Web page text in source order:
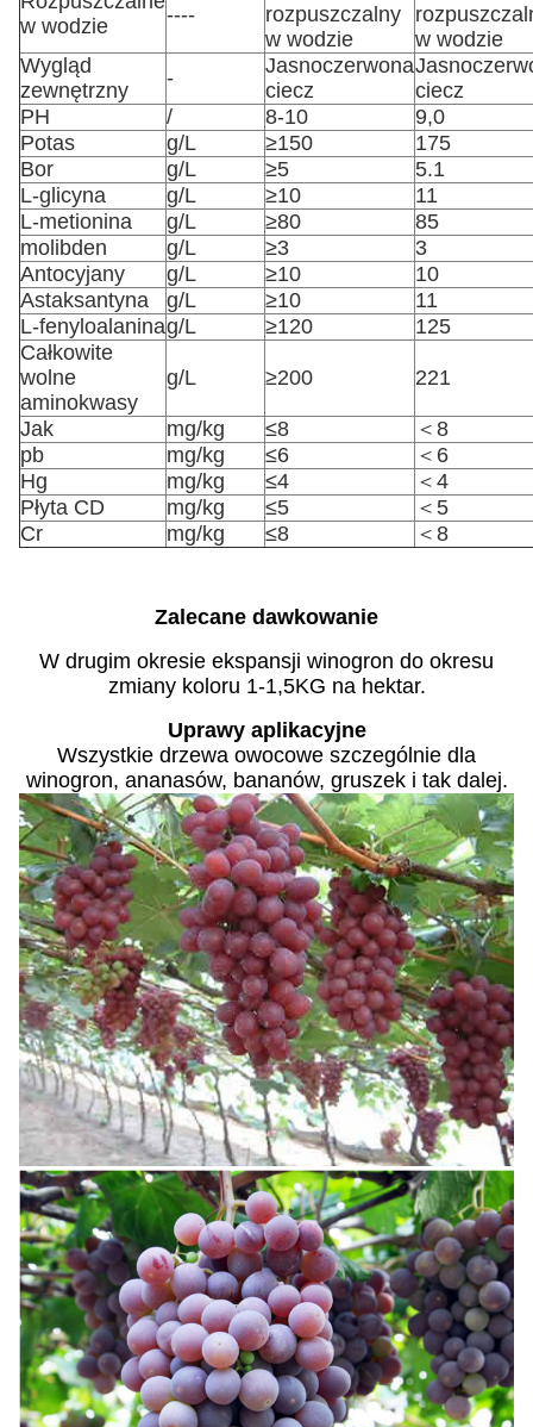
w wodzie
----
rozpuszczalny
w wodzie
w wodzie
Wygląd
zewnętrzny
-
Jasnoczerwona
ciecz
ciecz
PH
/ 8-10
9,0
Potas
g/L ≥150
175
Bor
g/L ≥5
5.1
L-glicyna
g/L ≥10
11
L-metionina
g/L ≥80
85
molibden
g/L ≥3
3
Antocyjany
g/L ≥10
10
Astaksantyna
g/L ≥10
11
L-fenyloalaninag/L ≥120
125
Całkowite
wolne
aminokwasy
g/L ≥200 221
Jak mg/kg ≤8
＜8
pb
mg/kg ≤6
＜6
Hg
mg/kg ≤4
＜4
Płyta CD
mg/kg ≤5
＜5
Cr
mg/kg ≤8 ＜8
Zalecane dawkowanie
W drugim okresie ekspansji winogron do okresu
zmiany koloru 1-1,5KG na hektar.
Uprawy aplikacyjne
Wszystkie drzewa owocowe szczególnie dla
winogron, ananasów, bananów, gruszek i tak dalej.